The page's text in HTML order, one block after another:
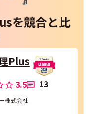
を競合と比
Plus
3.5 13
株式会社